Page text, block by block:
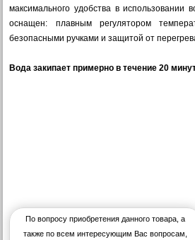
максимального удобства в использовании
оснащен: плавным регулятором
безопасными ручками и защитой от
Вода закипает примерно в течение 20
По вопросу приобретения данного товара, а
также по всем интересующим Вас вопросам,